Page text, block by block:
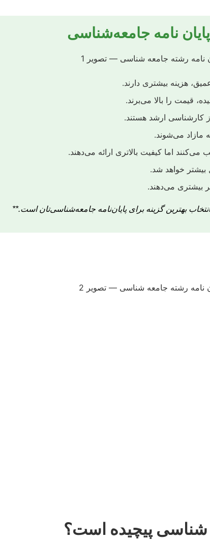
نامه جامعه‌شناسی
هزینه بیشتری دارند.
قیمت را بالا می‌برند.
کارشناسی ارشد هستند.
مازاد می‌شوند.
اما کیفیت بالاتری ارائه می‌دهند.
بیشتر خواهد شد.
بیشتری می‌دهند.
بهترین گزینه برای پایان‌نامه جامعه‌شناسی‌تان است.**
شناسی پیچیده است؟